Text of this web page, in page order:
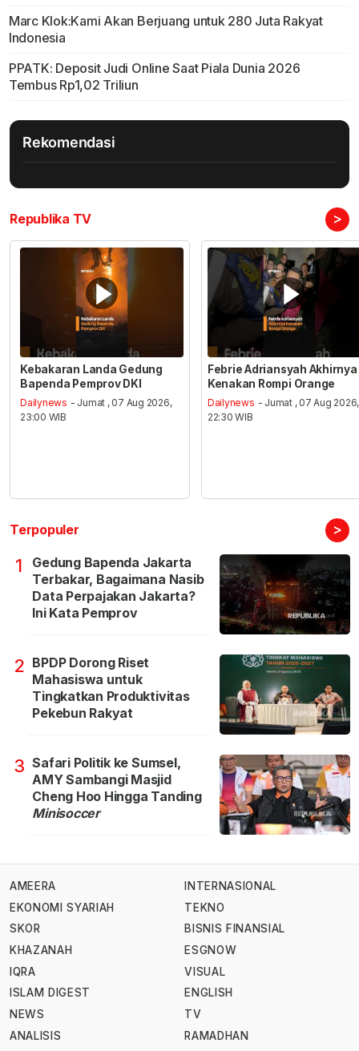
Marc Klok:Kami Akan Berjuang untuk 280 Juta Rakyat
Indonesia
PPATK: Deposit Judi Online Saat Piala Dunia 2026
Tembus Rp1,02 Triliun
Rekomendasi
Republika TV >
Kebakaran Landa Gedung
Bapenda Pemprov DKI
Dailynews - Jumat , 07 Aug 2026,
23:00 WIB
Febrie Adriansyah Akhirnya
Kenakan Rompi Orange
Dailynews - Jumat , 07 Aug 2026,
22:30 WIB
Terpopuler >
1
Gedung Bapenda Jakarta
Terbakar, Bagaimana Nasib
Data Perpajakan Jakarta?
Ini Kata Pemprov
2 BPDP Dorong Riset
Mahasiswa untuk
Tingkatkan Produktivitas
Pekebun Rakyat
3 Safari Politik ke Sumsel,
AMY Sambangi Masjid
Cheng Hoo Hingga Tanding
Minisoccer
AMEERA
EKONOMI SYARIAH
SKOR
KHAZANAH
IQRA
ISLAM DIGEST
NEWS
ANALISIS
INTERNASIONAL
TEKNO
BISNIS FINANSIAL
ESGNOW
VISUAL
ENGLISH
TV
RAMADHAN